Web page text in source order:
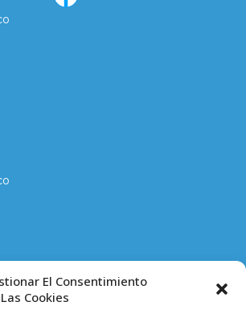
El Consentimiento
Cookies